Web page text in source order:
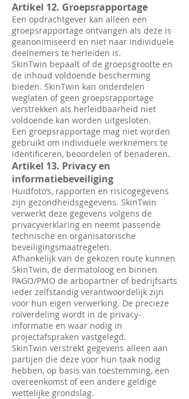
Artikel 12. Groepsrapportage
Een opdrachtgever kan alleen een
groepsrapportage ontvangen als deze is
geanonimiseerd en niet naar individuele
deelnemers te herleiden is.
SkinTwin bepaalt of de groepsgrootte en
de inhoud voldoende bescherming
bieden. SkinTwin kan onderdelen
weglaten of geen groepsrapportage
verstrekken als herleidbaarheid niet
voldoende kan worden uitgesloten.
Een groepsrapportage mag niet worden
gebruikt om individuele werknemers te
identificeren, beoordelen of benaderen.
Artikel 13. Privacy en
informatiebeveiliging
Huidfoto’s, rapporten en risicogegevens
zijn gezondheidsgegevens. SkinTwin
verwerkt deze gegevens volgens de
privacyverklaring en neemt passende
technische en organisatorische
beveiligingsmaatregelen.
Afhankelijk van de gekozen route kunnen
SkinTwin, de dermatoloog en binnen
PAGO/PMO de arbopartner of bedrijfsarts
ieder zelfstandig verantwoordelijk zijn
voor hun eigen verwerking. De precieze
rolverdeling wordt in de privacy-
informatie en waar nodig in
projectafspraken vastgelegd.
SkinTwin verstrekt gegevens alleen aan
partijen die deze voor hun taak nodig
hebben, op basis van toestemming, een
overeenkomst of een andere geldige
wettelijke grondslag.